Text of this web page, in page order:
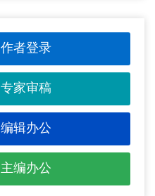
作者登录
专家审稿
编辑办公
主编办公